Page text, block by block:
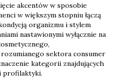
akcentów w sposobie
w większym stopniu łączą
organizmu i stylem
nastawionymi wyłącznie na
sektora consumer
kategorii znajdujących
profilaktyki.